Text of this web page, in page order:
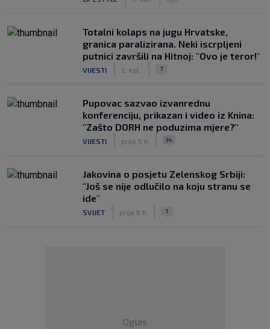
Totalni kolaps na jugu Hrvatske,
granica paralizirana. Neki iscrpljeni
putnici završili na Hitnoj: "Ovo je teror!"
VIJESTI 2. kol. 7
Pupovac sazvao izvanrednu
konferenciju, prikazan i video iz Knina:
"Zašto DORH ne poduzima mjere?"
VIJESTI prije 5 h 14
Jakovina o posjetu Zelenskog Srbiji:
"Još se nije odlučilo na koju stranu se
ide"
SVIJET prije 6 h 1
Oglas